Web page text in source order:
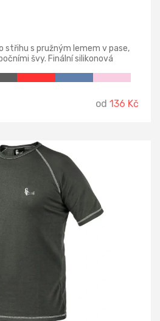
střihu s pružným lemem v pase,
švy. Finální silikonová
od 136 Kč